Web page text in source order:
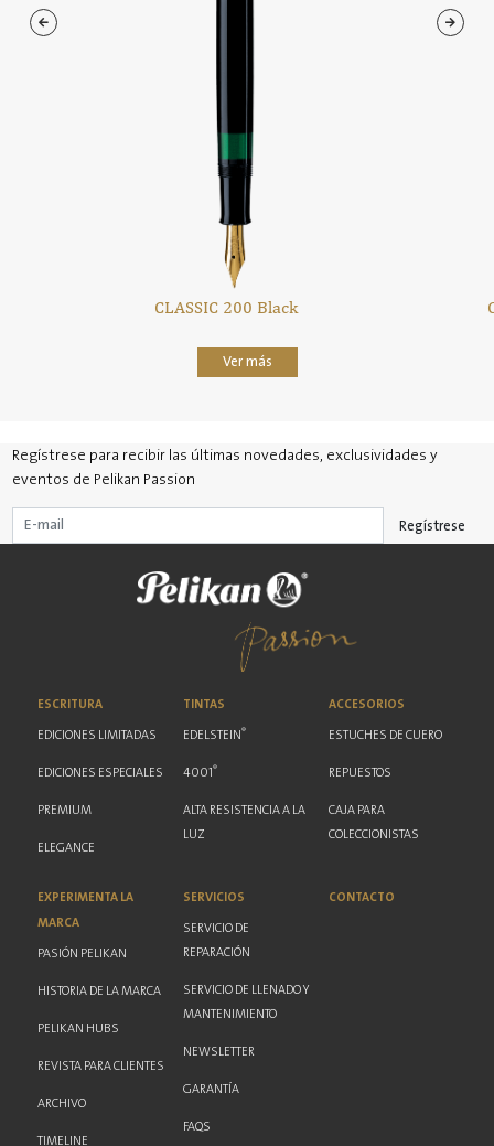
CLASSIC 200 Black
Ver más
Regístrese para recibir las últimas novedades, exclusividades y
eventos de Pelikan Passion
Regístrese
ESCRITURA
EDICIONES LIMITADAS
EDICIONES ESPECIALES
PREMIUM
ELEGANCE
TINTAS
EDELSTEIN®
4001®
ALTA RESISTENCIA A LA
LUZ
ACCESORIOS
ESTUCHES DE CUERO
REPUESTOS
CAJA PARA
COLECCIONISTAS
EXPERIMENTA LA
MARCA
PASIÓN PELIKAN
HISTORIA DE LA MARCA
PELIKAN HUBS
REVISTA PARA CLIENTES
ARCHIVO
TIMELINE
SERVICIOS
SERVICIO DE
REPARACIÓN
SERVICIO DE LLENADO Y
MANTENIMIENTO
NEWSLETTER
GARANTÍA
FAQS
CONTACTO